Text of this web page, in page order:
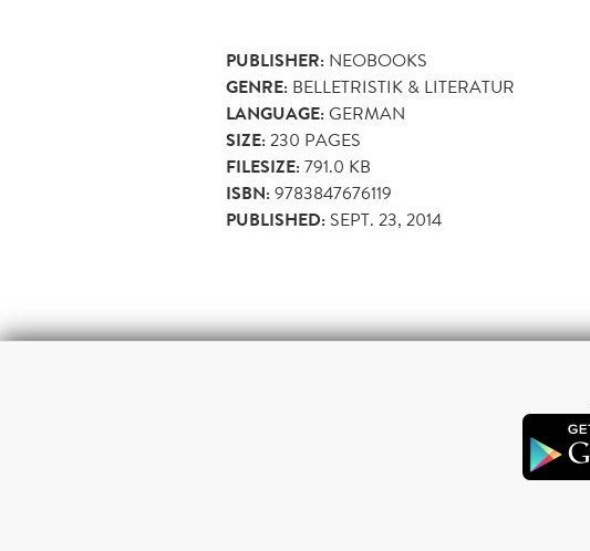
PUBLISHER: NEOBOOKS
GENRE: BELLETRISTIK & LITERATUR
LANGUAGE:GERMAN
SIZE:230 PAGES
FILESIZE:791.0 KB
ISBN:9783847676119
PUBLISHED: SEPT. 23, 2014